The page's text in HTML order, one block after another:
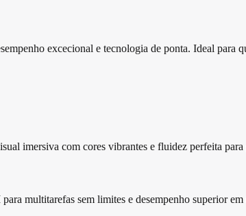
excecional e tecnologia de ponta. Ideal para
imersiva com cores vibrantes e fluidez perfeita para
multitarefas sem limites e desempenho superior em